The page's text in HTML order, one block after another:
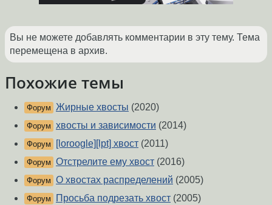
Вы не можете добавлять комментарии в эту тему. Тема
перемещена в архив.
Похожие темы
Форум Жирные хвосты (2020)
Форум хвосты и зависимости (2014)
Форум [loroogle][lpt] хвост (2011)
Форум Отстрелите ему хвост (2016)
Форум О хвостах распределений (2005)
Форум Просьба подрезать хвост (2005)